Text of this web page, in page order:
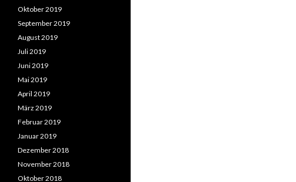
Oktober 2019
September 2019
August 2019
Juli 2019
Juni 2019
Mai 2019
April 2019
März 2019
Februar 2019
Januar 2019
Dezember 2018
November 2018
Oktober 2018